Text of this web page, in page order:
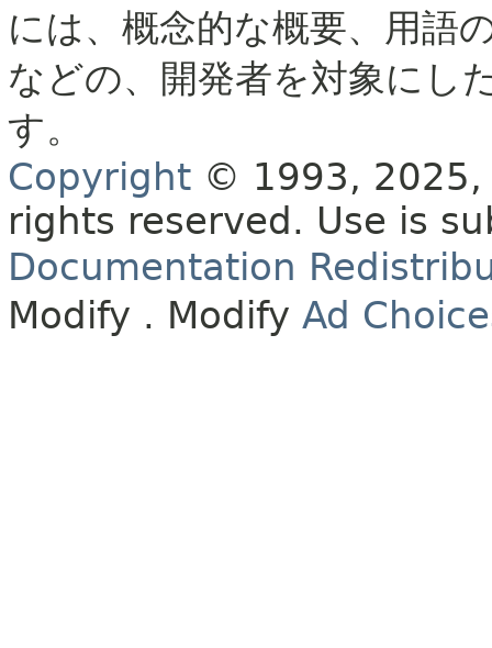
には、概念的な概要、用語
などの、開発者を対象にし
す。
Copyright © 1993,
rights reserved. Use is
Documentation
Modify . Modify Ad